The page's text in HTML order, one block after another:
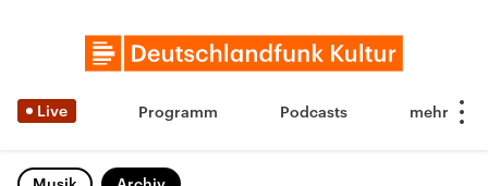
Live Programm Podcasts